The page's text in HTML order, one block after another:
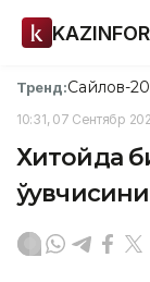
Тренд:Сайлов-
10:31, 07 Сентябр
Хитойда